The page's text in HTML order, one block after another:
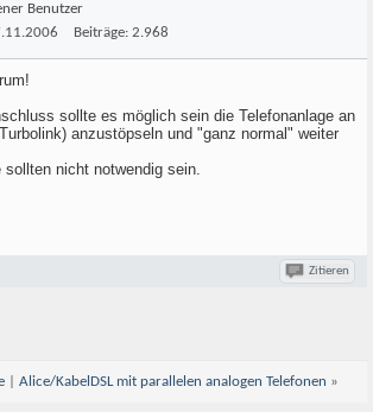
Benutzer
Beiträge: 2.968
sollte es möglich sein die Telefonanlage an
anzustöpseln und "ganz normal" weiter
nicht notwendig sein.
Zitieren
| Alice/KabelDSL mit parallelen analogen Telefonen »